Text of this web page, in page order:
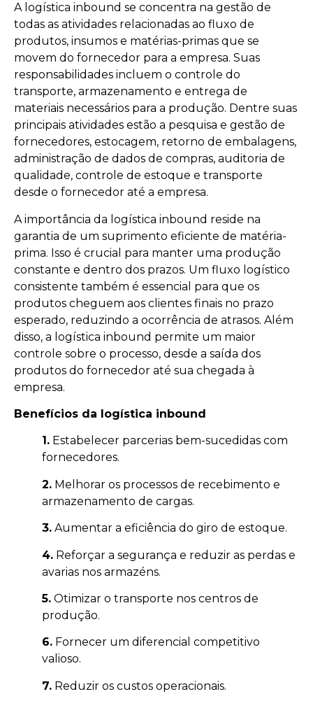
A logística inbound se concentra na gestão de
todas as atividades relacionadas ao fluxo de
produtos, insumos e matérias-primas que se
movem do fornecedor para a empresa. Suas
responsabilidades incluem o controle do
transporte, armazenamento e entrega de
materiais necessários para a produção. Dentre suas
principais atividades estão a pesquisa e gestão de
fornecedores, estocagem, retorno de embalagens,
administração de dados de compras, auditoria de
qualidade, controle de estoque e transporte
desde o fornecedor até a empresa.
A importância da logística inbound reside na
garantia de um suprimento eficiente de matéria-
prima. Isso é crucial para manter uma produção
constante e dentro dos prazos. Um fluxo logístico
consistente também é essencial para que os
produtos cheguem aos clientes finais no prazo
esperado, reduzindo a ocorrência de atrasos. Além
disso, a logística inbound permite um maior
controle sobre o processo, desde a saída dos
produtos do fornecedor até sua chegada à
empresa.
Benefícios da logística inbound
1. Estabelecer parcerias bem-sucedidas com
fornecedores.
2. Melhorar os processos de recebimento e
armazenamento de cargas.
3. Aumentar a eficiência do giro de estoque.
4. Reforçar a segurança e reduzir as perdas e
avarias nos armazéns.
5. Otimizar o transporte nos centros de
produção.
6. Fornecer um diferencial competitivo
valioso.
7. Reduzir os custos operacionais.